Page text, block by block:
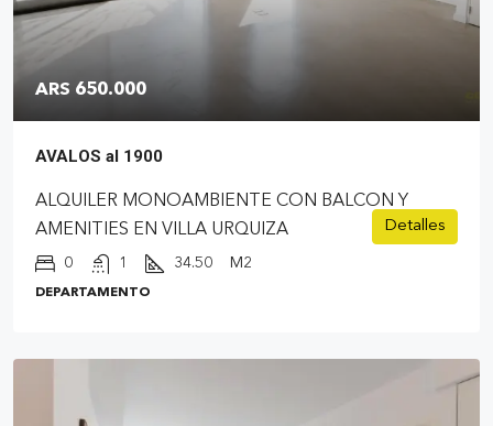
ARS 650.000
AVALOS al 1900
ALQUILER MONOAMBIENTE CON BALCON Y
AMENITIES EN VILLA URQUIZA
0 1 34.50 M2
DEPARTAMENTO
Detalles